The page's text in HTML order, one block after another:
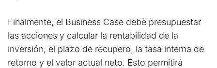
Finalmente, el Business Case debe presupuestar
las acciones y calcular la rentabilidad de la
inversión, el plazo de recupero, la tasa interna de
retorno y el valor actual neto. Esto permitirá